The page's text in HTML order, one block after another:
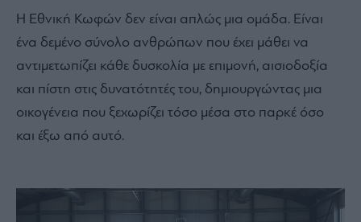
Η Εθνική Κωφών δεν είναι απλώς μια ομάδα. Είναι
ένα δεμένο σύνολο ανθρώπων που έχει μάθει να
αντιμετωπίζει κάθε δυσκολία με επιμονή, αισιοδοξία
και πίστη στις δυνατότητές του, δημιουργώντας μια
οικογένεια που ξεχωρίζει τόσο μέσα στο παρκέ όσο
και έξω από αυτό.